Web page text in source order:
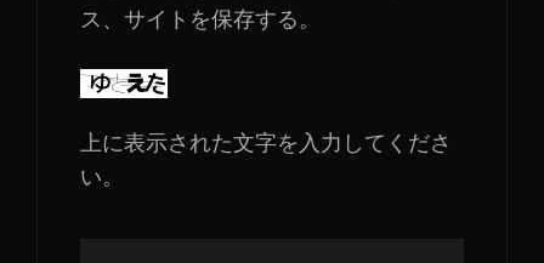
ス、サイトを保存する。
上に表示された文字を入力してくださ
い。